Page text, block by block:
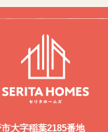
大字稲葉2185番地